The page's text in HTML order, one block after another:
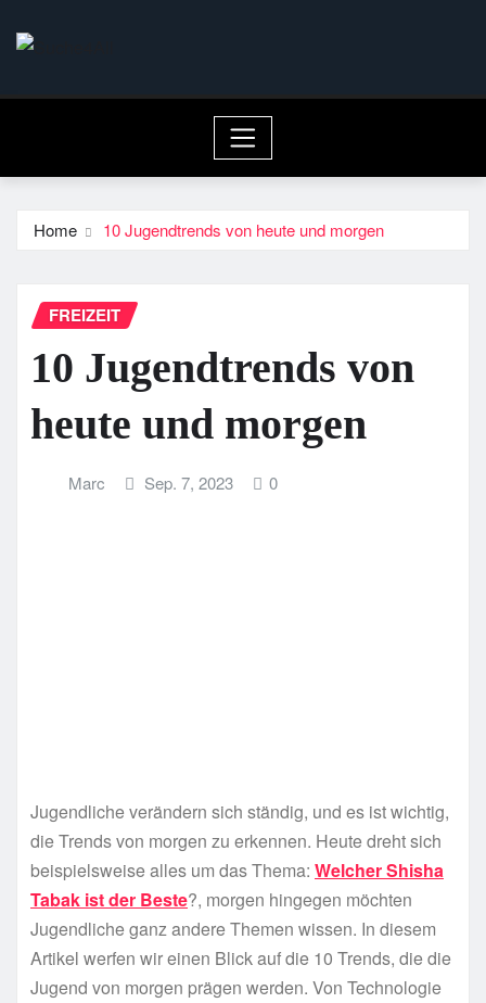
Home 10 Jugendtrends von heute und morgen
FREIZEIT
10 Jugendtrends von
heute und morgen
Marc Sep. 7, 2023 0
Jugendliche verändern sich ständig, und es ist wichtig,
die Trends von morgen zu erkennen. Heute dreht sich
beispielsweise alles um das Thema: Welcher Shisha
Tabak ist der Beste?, morgen hingegen möchten
Jugendliche ganz andere Themen wissen. In diesem
Artikel werfen wir einen Blick auf die 10 Trends, die die
Jugend von morgen prägen werden. Von Technologie